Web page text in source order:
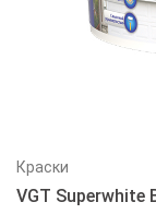
Краски
VGT